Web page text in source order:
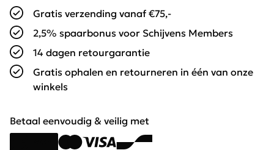
Gratis verzending vanaf €75,-
2,5% spaarbonus voor Schijvens Members
14 dagen retourgarantie
Gratis ophalen en retourneren in één van onze
winkels
Betaal eenvoudig & veilig met